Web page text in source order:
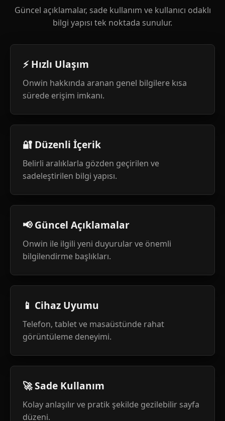
Güncel açıklamalar, sade kullanım ve kullanıcı odaklı
bilgi yapısı tek noktada sunulur.
⚡ Hızlı Ulaşım
Onwin hakkında aranan genel bilgilere kısa
sürede erişim imkanı.
🔐 Düzenli İçerik
Belirli aralıklarla gözden geçirilen ve
sadeleştirilen bilgi yapısı.
📢 Güncel Açıklamalar
Onwin ile ilgili yeni duyurular ve önemli
bilgilendirme başlıkları.
📱 Cihaz Uyumu
Telefon, tablet ve masaüstünde rahat
görüntüleme deneyimi.
🚀 Sade Kullanım
Kolay anlaşılır ve pratik şekilde gezilebilir sayfa
düzeni.